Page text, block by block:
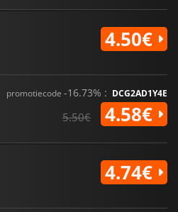
4.50€
promotiecode -16.73% : DCG2AD1Y4E
5.50€ 4.58€
4.74€